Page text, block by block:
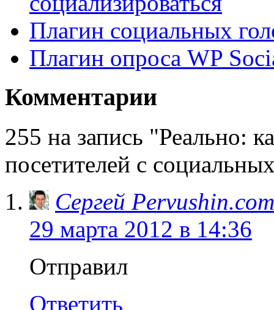
Плагин социальных
Плагин опроса WP
Комментарии
255 на запись "Реально:
посетителей с
Сергей Pervushin.com
29 марта 2012 в 14:36
Отправил
Ответить